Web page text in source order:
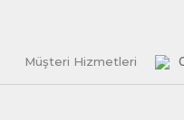
Müşteri Hizmetleri